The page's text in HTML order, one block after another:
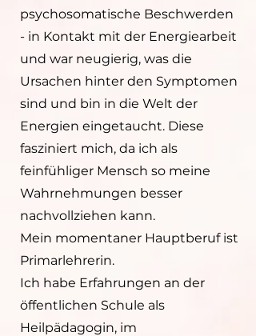
psychosomatische Beschwerden
- in Kontakt mit der Energiearbeit
und war neugierig, was die
Ursachen hinter den Symptomen
sind und bin in die Welt der
Energien eingetaucht. Diese
fasziniert mich, da ich als
feinfühliger Mensch so meine
Wahrnehmungen besser
nachvollziehen kann.
Mein momentaner Hauptberuf ist
Primarlehrerin.
Ich habe Erfahrungen an der
öffentlichen Schule als
Heilpädagogin, im